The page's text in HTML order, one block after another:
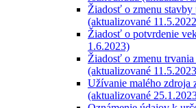
Žiadosť o zmenu
(aktualizované
Žiadosť o potvrdenie
1.6.2023)
Žiadosť o zmenu
(aktualizované
Užívanie malého zdroja
(aktualizované